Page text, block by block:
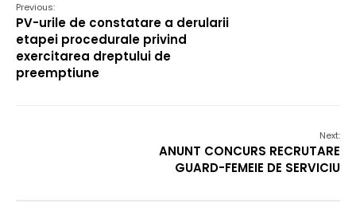
Previous:
PV-urile de constatare a derularii
etapei procedurale privind
exercitarea dreptului de
preemptiune
Next:
ANUNT CONCURS RECRUTARE
GUARD-FEMEIE DE SERVICIU